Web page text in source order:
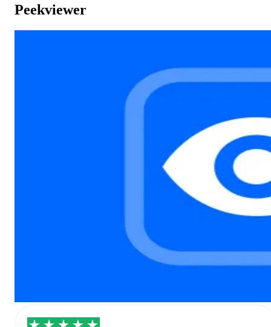
Peekviewer